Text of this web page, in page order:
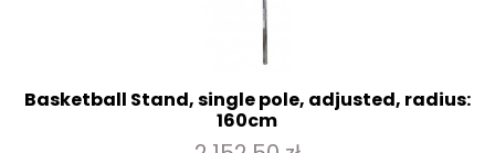
Basketball Stand, single pole, adjusted, radius:
160cm